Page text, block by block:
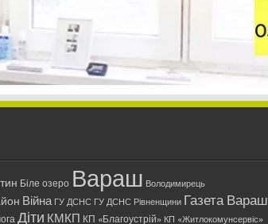
Біле озеро Вараш Володимирець
Війна ГУ ДСНС ГУ ДСНС Рівненщини Газета Вараш
Діти КМКП КП «Благоустрій» КП «Житлокомунсервіс»